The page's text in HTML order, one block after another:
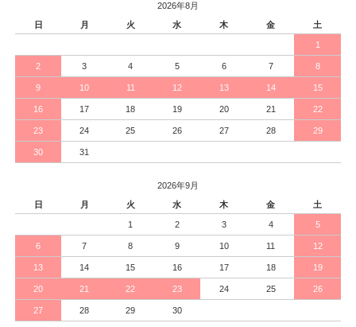
2026年8月
日
月 火 水 木 金 土
1
2 3 4 5 6 7 8
9 10 11 12 13 14 15
16 17 18 19 20 21 22
23 24 25 26 27 28 29
30 31
2026年9月
日
月 火 水 木 金 土
1 2 3 4 5
6 7 8 9 10 11 12
13 14 15 16 17 18 19
20 21 22 23 24 25 26
27 28 29 30